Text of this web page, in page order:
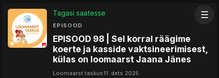
☰
Tagasi saatesse
EPISOOD
EPISOOD 98 | Sel korral räägime
koerte ja kasside vaktsineerimisest,
külas on loomaarst Jaana Jänes
Loomaarst taskus11. dets 2025